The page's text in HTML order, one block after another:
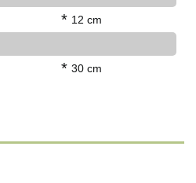
* 12 cm
* 30 cm